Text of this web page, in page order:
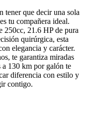
tener que decir una sola
tu compañera ideal.
21.6 HP de pura
quirúrgica, esta
elegancia y carácter.
te garantiza miradas
a 130 km por galón te
diferencia con estilo y
contigo.